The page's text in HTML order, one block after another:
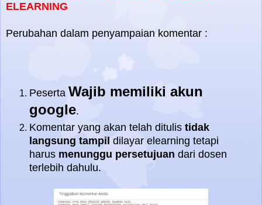
ELEARNING
Perubahan dalam penyampaian komentar :
Peserta Wajib memiliki akun
google.
Komentar yang akan telah ditulis tidak
langsung tampil dilayar elearning tetapi
harus menunggu persetujuan dari dosen
terlebih dahulu.